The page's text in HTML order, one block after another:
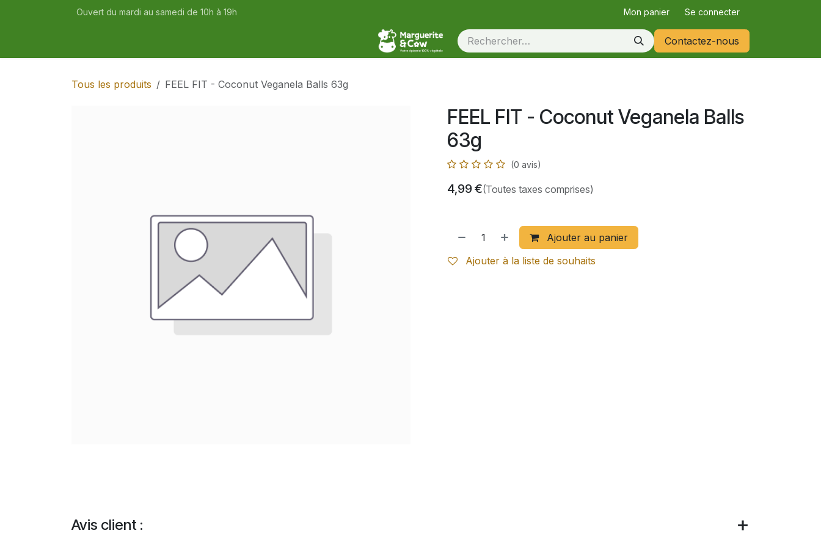
Se rendre au contenuOuvert du mardi au samedi de 10h à 19h Mon panier Se connecter
Contactez-nous
Tous les produits FEEL FIT - Coconut Veganela Balls 63g
FEEL FIT - Coconut Veganela Balls
63g
(0 avis)
4,99€(Toutes taxes comprises)
Ajouter au panier
Ajouter à la liste de souhaits
Avis client :